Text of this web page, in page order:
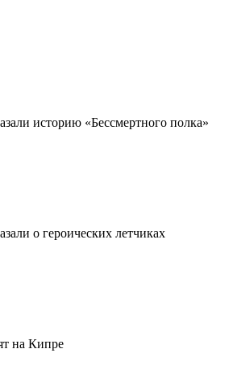
историю «Бессмертного полка»
о героических летчиках
на Кипре